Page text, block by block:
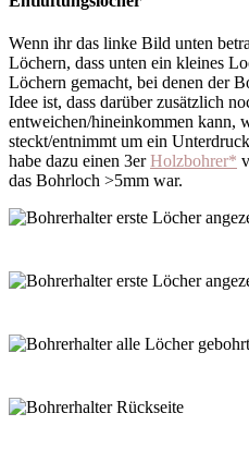
Wenn ihr das linke Bild unten
Löchern, dass unten ein kleines
Löchern gemacht, bei denen der
Idee ist, dass darüber zusätzlich
entweichen/hineinkommen kann,
steckt/entnimmt um ein
habe dazu einen 3erHolzbohrer*
das Bohrloch >5mm war.